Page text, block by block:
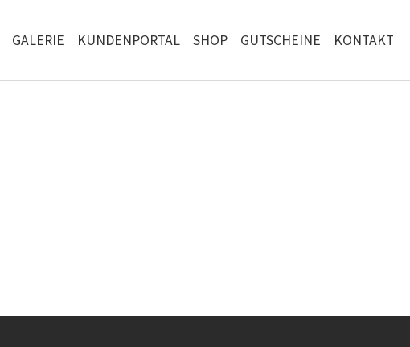
GALERIE KUNDENPORTAL SHOP GUTSCHEINE KONTAKT